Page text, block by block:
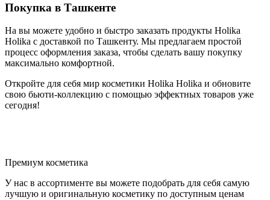
Покупка в Ташкенте
На вы можете удобно и быстро заказать продукты Holika
Holika с доставкой по Ташкенту. Мы предлагаем простой
процесс оформления заказа, чтобы сделать вашу покупку
максимально комфортной.
Откройте для себя мир косметики Holika Holika и обновите
свою бьюти-коллекцию с помощью эффектных товаров уже
сегодня!
Премиум косметика
У нас в ассортименте вы можете подобрать для себя самую
лучшую и оригинальную косметику по доступным ценам